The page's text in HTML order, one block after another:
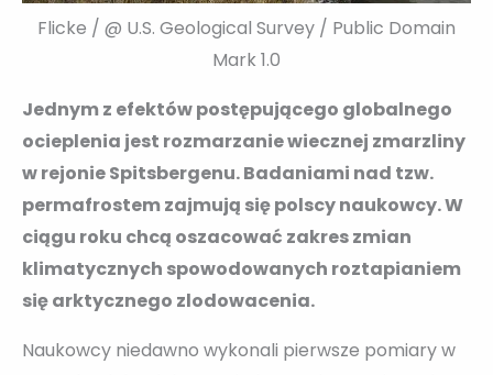
Flicke / @ U.S. Geological Survey / Public Domain
Mark 1.0
Jednym z efektów postępującego globalnego
ocieplenia jest rozmarzanie wiecznej zmarzliny
w rejonie Spitsbergenu. Badaniami nad tzw.
permafrostem zajmują się polscy naukowcy. W
ciągu roku chcą oszacować zakres zmian
klimatycznych spowodowanych roztapianiem
się arktycznego zlodowacenia.
Naukowcy niedawno wykonali pierwsze pomiary w